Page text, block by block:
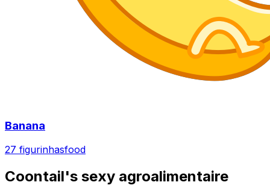
Banana
27 figurinhasfood
Coontail's sexy agroalimentaire